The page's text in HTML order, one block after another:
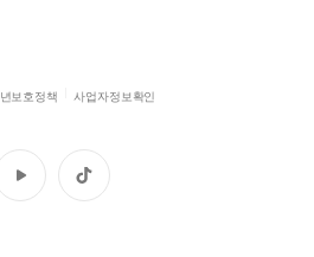
보호정책 사업자정보확인
유
튜
틱
톡